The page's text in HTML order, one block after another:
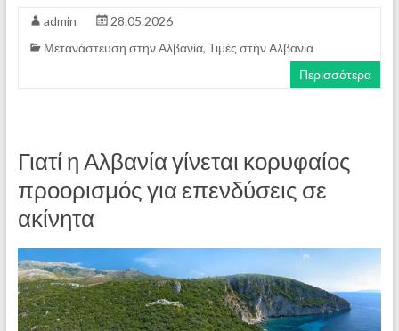
admin
28.05.2026
Μετανάστευση στην Αλβανία, Τιμές στην Αλβανία
Περισσότερα
Γιατί η Αλβανία γίνεται κορυφαίος
προορισμός για επενδύσεις σε
ακίνητα